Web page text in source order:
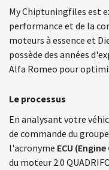
My Chiptuningfiles est
performance et de la
moteurs à essence et
possède des années
Alfa Romeo pour
Le processus
En analysant votre
de commande du
l'acronyme ECU
du moteur 2.0